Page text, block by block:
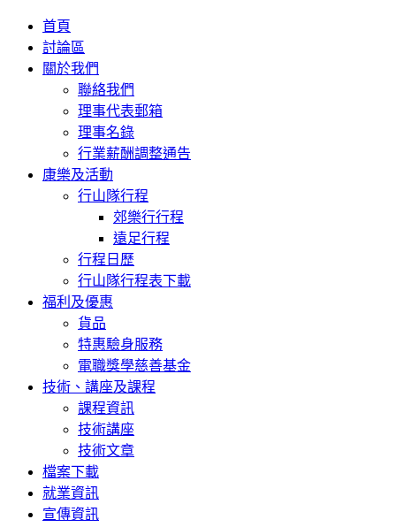
首頁
討論區
關於我們
聯絡我們
理事代表郵箱
理事名錄
行業薪酬調整通告
康樂及活動
行山隊行程
郊樂行行程
遠足行程
行程日歷
行山隊行程表下載
福利及優惠
貨品
特惠驗身服務
電職獎學慈善基金
技術、講座及課程
課程資訊
技術講座
技術文章
檔案下載
就業資訊
宣傳資訊